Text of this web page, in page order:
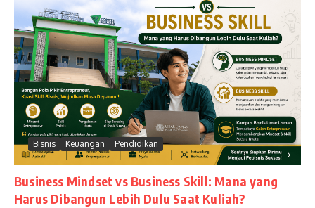
Bisnis Keuangan Pendidikan
Business Mindset vs Business Skill: Mana yang
Harus Dibangun Lebih Dulu Saat Kuliah?